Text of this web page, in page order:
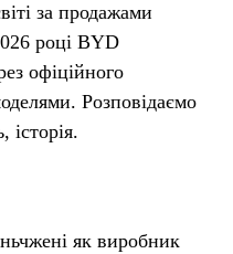
за продажами
році BYD
офіційного
Розповідаємо
історія.
як виробник